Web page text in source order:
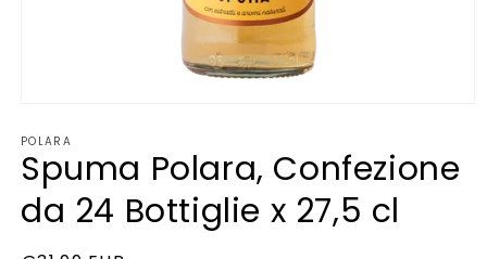
multimediali
1
in
finestra
modale
POLARA
Spuma Polara, Confezione
da 24 Bottiglie x 27,5 cl